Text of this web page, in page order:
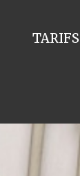
TARIFS